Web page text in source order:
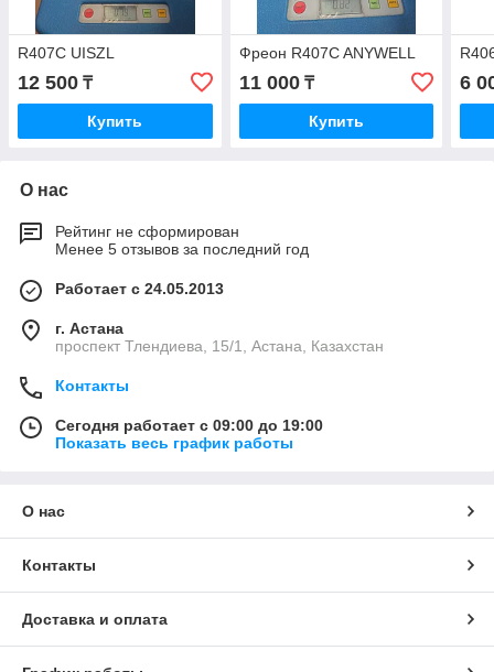
R407C UISZL
12 500 ₸
Купить
Фреон R407C ANYWELL
11 000₸
Купить
6
О нас
Рейтинг не сформирован
Менее 5 отзывов за последний год
Работает с 24.05.2013
г. Астана
проспект Тлендиева, 15/1, Астана, Казахстан
Контакты
Сегодня работает с 09:00 до 19:00
Показать весь график работы
О нас
Контакты
Доставка и оплата